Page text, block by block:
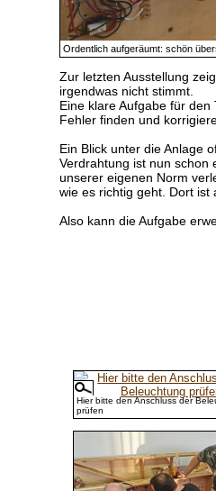
Ordentlich aufgeräumt: schön
Zur letzten Ausstellung
irgendwas nicht stimmt.
Eine klare Aufgabe für
Fehler finden und
Ein Blick unter die Anlage
Verdrahtung ist nun schon
unserer eigenen Norm
wie es richtig geht. Dort
Also kann die Aufgabe
Hier bitte den Anschluss der
prüfen